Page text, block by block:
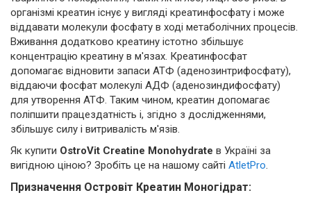
організмі креатин існує у вигляді креатинфосфату і може
віддавати молекули фосфату в ході метаболічних процесів.
Вживання додатково креатину істотно збільшує
концентрацію креатину в м'язах. Креатинфосфат
допомагає відновити запаси АТФ (аденозинтрифосфату),
віддаючи фосфат молекулі АДФ (аденозиндифосфату)
для утворення АТФ. Таким чином, креатин допомагає
поліпшити працездатність і, згідно з дослідженнями,
збільшує силу і витривалість м'язів.
Як купити OstroVit Creatine Monohydrate в Україні за
вигідною ціною? Зробіть це на нашому сайті AtletPro.
Призначення Островіт Креатин Моногідрат: